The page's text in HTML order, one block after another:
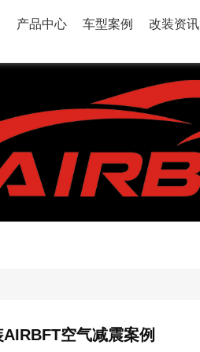
产品中心 车型案例 改装资讯
空气减震案例